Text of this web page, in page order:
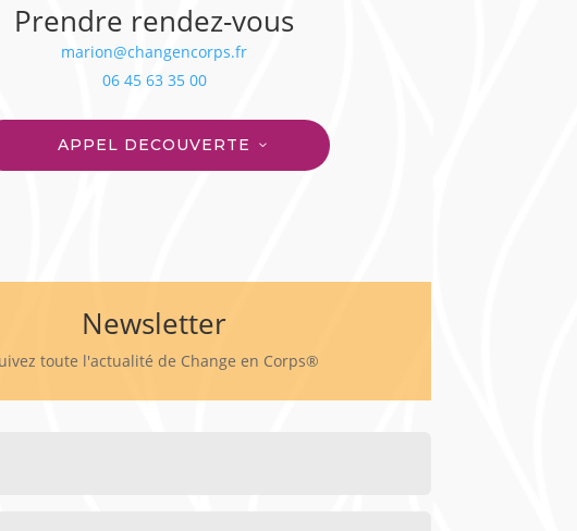
Prendre rendez-vous
marion@changencorps.fr
06 45 63 35 00
APPEL DECOUVERTE
Newsletter
toute l'actualité de Change en Corps®